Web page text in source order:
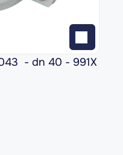
- dn 40 - 991X